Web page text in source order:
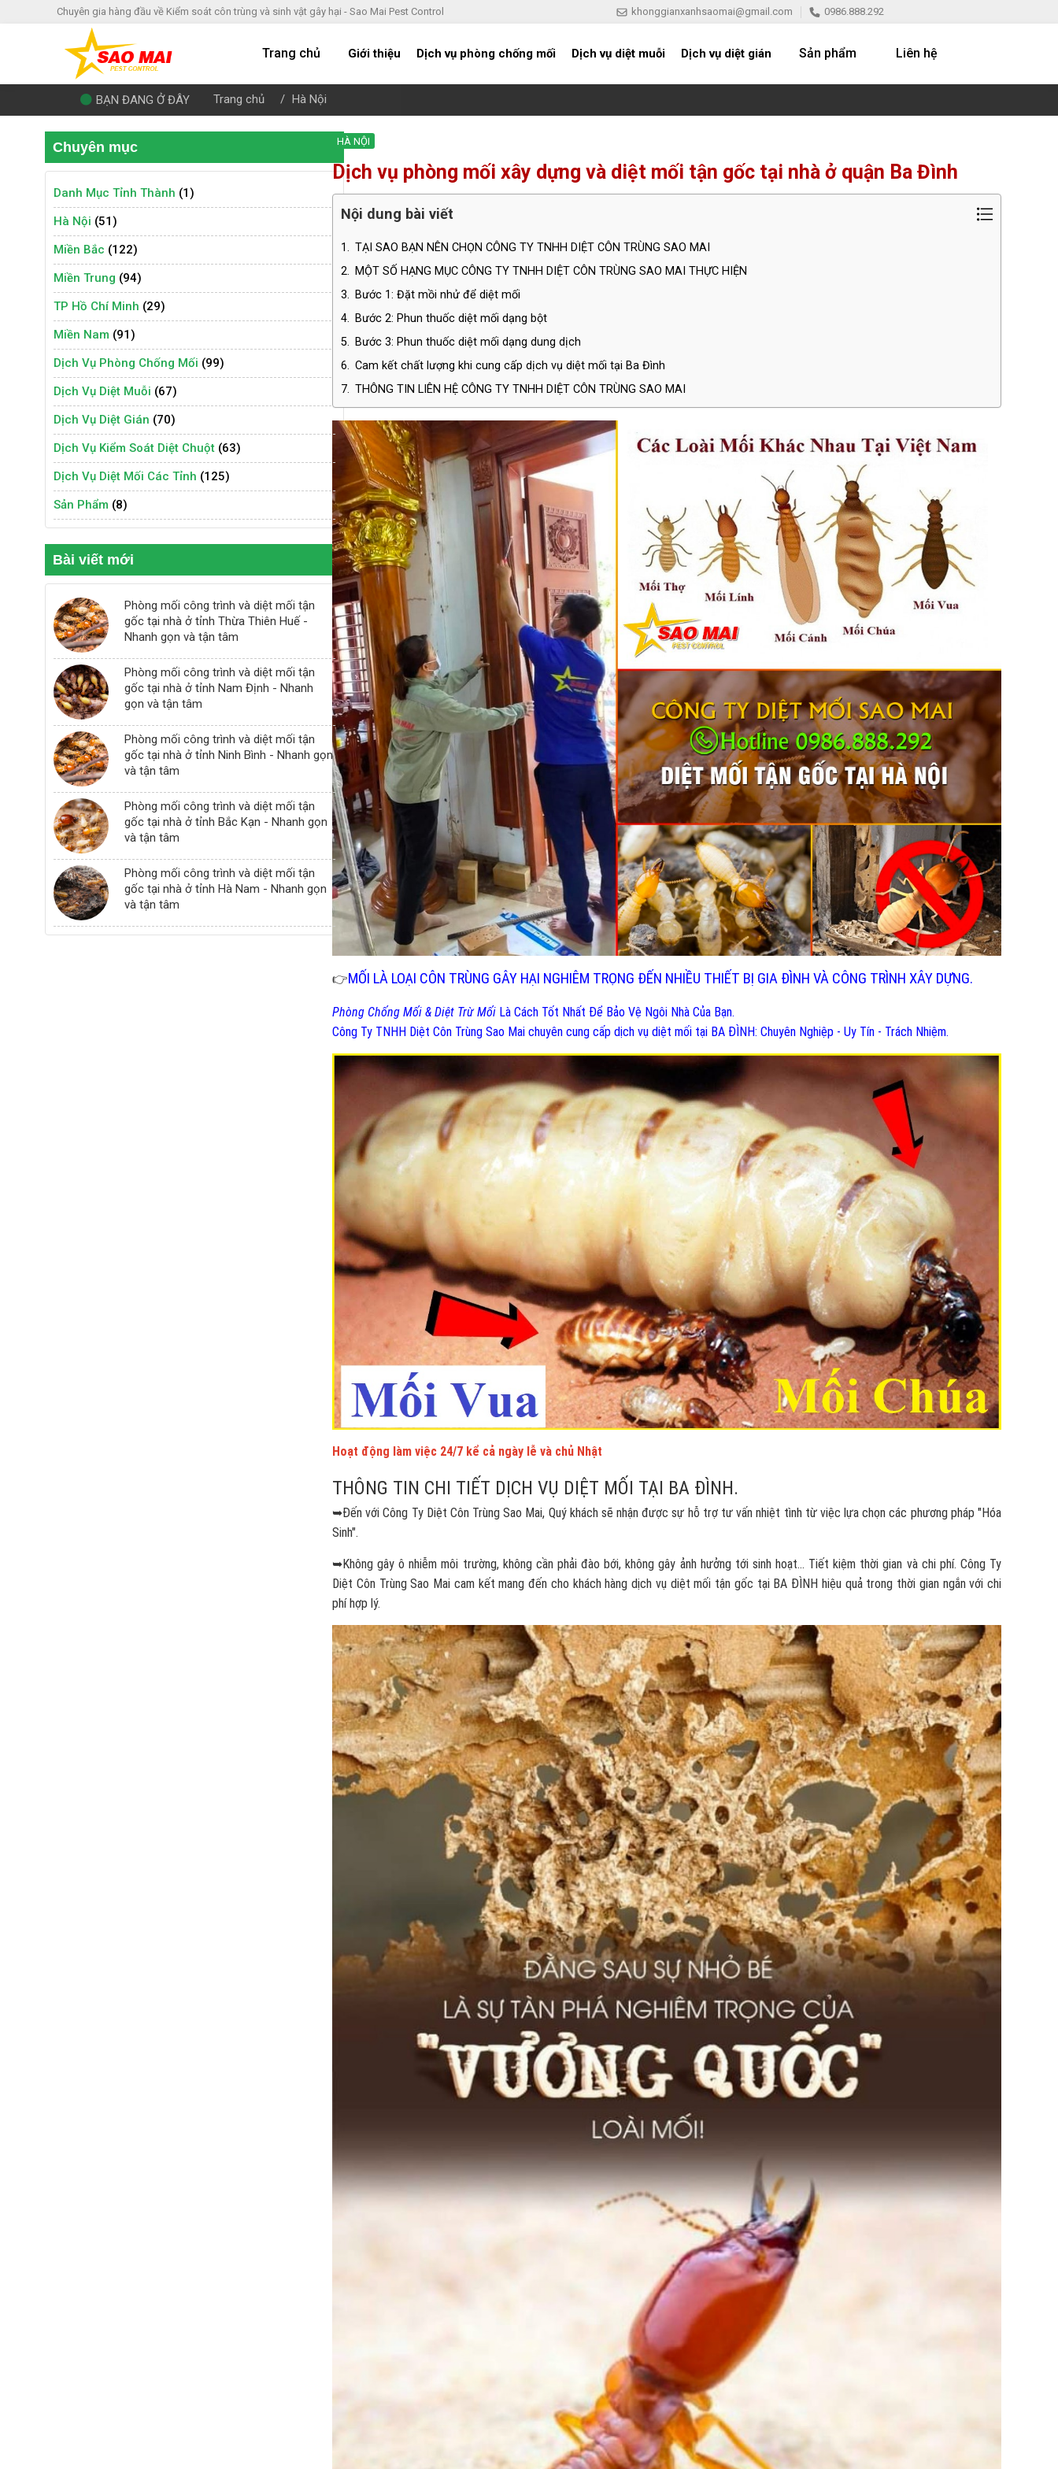
Chuyên gia hàng đầu về Kiểm soát côn trùng và sinh vật gây hại - Sao Mai Pest Control khonggianxanhsaomai@gmail.com 0986.888.292
Trang chủ Giới thiệu Dịch vụ phòng chống mối Dịch vụ diệt muỗi Dịch vụ diệt gián Sản phẩm Liên hệ
BẠN ĐANG Ở ĐÂY Trang chủ Hà Nội
Chuyên mục
Danh Mục Tỉnh Thành (1)
Hà Nội (51)
Miền Bắc (122)
Miền Trung (94)
TP Hồ Chí Minh (29)
Miền Nam (91)
Dịch Vụ Phòng Chống Mối (99)
Dịch Vụ Diệt Muỗi (67)
Dịch Vụ Diệt Gián (70)
Dịch Vụ Kiểm Soát Diệt Chuột (63)
Dịch Vụ Diệt Mối Các Tỉnh (125)
Sản Phẩm (8)
Bài viết mới
Phòng mối công trình và diệt mối tận
gốc tại nhà ở tỉnh Thừa Thiên Huế -
Nhanh gọn và tận tâm
Phòng mối công trình và diệt mối tận
gốc tại nhà ở tỉnh Nam Định - Nhanh
gọn và tận tâm
Phòng mối công trình và diệt mối tận
gốc tại nhà ở tỉnh Ninh Bình - Nhanh gọn
và tận tâm
Phòng mối công trình và diệt mối tận
gốc tại nhà ở tỉnh Bắc Kạn - Nhanh gọn
và tận tâm
Phòng mối công trình và diệt mối tận
gốc tại nhà ở tỉnh Hà Nam - Nhanh gọn
và tận tâm
HÀ NỘI
Dịch vụ phòng mối xây dựng và diệt mối tận gốc tại nhà ở quận Ba Đình
Nội dung bài viết
1. TẠI SAO BẠN NÊN CHỌN CÔNG TY TNHH DIỆT CÔN TRÙNG SAO MAI
2. MỘT SỐ HẠNG MỤC CÔNG TY TNHH DIỆT CÔN TRÙNG SAO MAI THỰC HIỆN
3. Bước 1: Đặt mồi nhử để diệt mối
4. Bước 2: Phun thuốc diệt mối dạng bột
5. Bước 3: Phun thuốc diệt mối dạng dung dịch
6. Cam kết chất lượng khi cung cấp dịch vụ diệt mối tại Ba Đình
7. THÔNG TIN LIÊN HỆ CÔNG TY TNHH DIỆT CÔN TRÙNG SAO MAI
👉MỐI LÀ LOẠI CÔN TRÙNG GÂY HẠI NGHIÊM TRỌNG ĐẾN NHIỀU THIẾT BỊ GIA ĐÌNH VÀ CÔNG TRÌNH XÂY DỰNG.
Phòng Chống Mối & Diệt Trừ Mối Là Cách Tốt Nhất Để Bảo Vệ Ngôi Nhà Của Bạn.
Công Ty TNHH Diệt Côn Trùng Sao Mai chuyên cung cấp dịch vụ diệt mối tại BA ĐÌNH: Chuyên Nghiệp - Uy Tín - Trách Nhiệm.
Hoạt động làm việc 24/7 kể cả ngày lễ và chủ Nhật
THÔNG TIN CHI TIẾT DỊCH VỤ DIỆT MỐI TẠI BA ĐÌNH.
➥Đến với Công Ty Diệt Côn Trùng Sao Mai, Quý khách sẽ nhận được sự hỗ trợ tư vấn nhiệt tình từ việc lựa chọn các phương pháp "Hóa
Sinh".
➥Không gây ô nhiễm môi trường, không cần phải đào bới, không gây ảnh hưởng tới sinh hoạt... Tiết kiệm thời gian và chi phí. Công Ty
Diệt Côn Trùng Sao Mai cam kết mang đến cho khách hàng dịch vụ diệt mối tận gốc tại BA ĐÌNH hiệu quả trong thời gian ngắn với chi
phí hợp lý.